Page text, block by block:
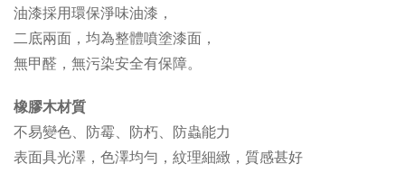
油漆採用環保淨味油漆，
二底兩面，均為整體噴塗漆面，
無甲醛，無污染安全有保障。
橡膠木材質
不易變色、防霉、防朽、防蟲能力
表面具光澤，色澤均勻，紋理細緻，質感甚好